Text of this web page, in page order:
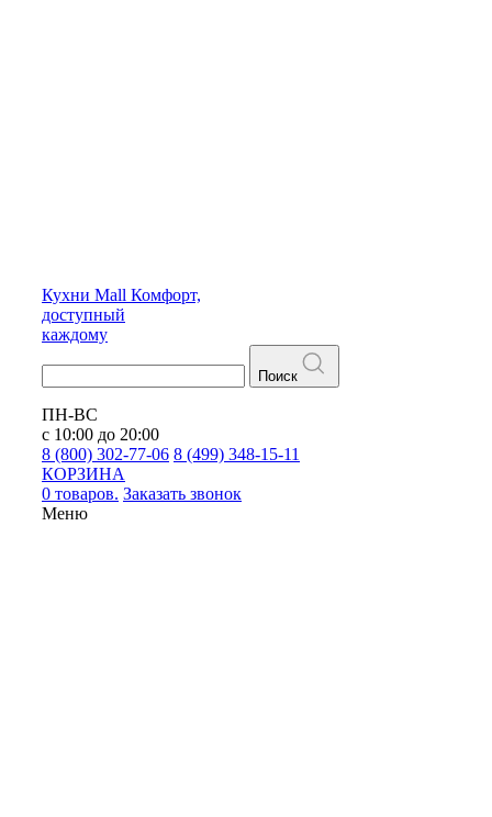
Кухни Mall Комфорт,
доступный
каждому
Поиск
ПН-ВС
с 10:00 до 20:00
8 (800) 302-77-06 8 (499) 348-15-11
КОРЗИНА
0 товаров. Заказать звонок
Меню